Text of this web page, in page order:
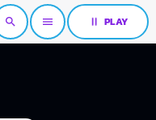
search menu pause PLAY